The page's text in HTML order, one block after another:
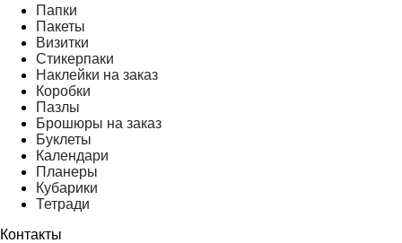
Папки
Пакеты
Визитки
Стикерпаки
Наклейки на заказ
Коробки
Пазлы
Брошюры на заказ
Буклеты
Календари
Планеры
Кубарики
Тетради
Контакты